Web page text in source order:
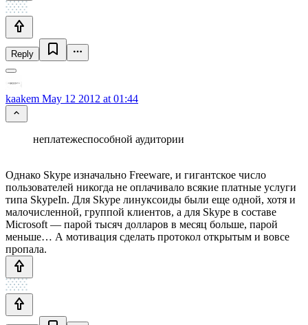
Reply
kaakem May 12 2012 at 01:44
неплатежеспособной аудитории
Однако Skype изначально Freeware, и гигантское число
пользователей никогда не оплачивало всякие платные услуги
типа SkypeIn. Для Skype линуксоиды были еще одной, хотя и
малочисленной, группой клиентов, а для Skype в составе
Microsoft — парой тысяч долларов в месяц больше, парой
меньше… А мотивация сделать протокол открытым и вовсе
пропала.